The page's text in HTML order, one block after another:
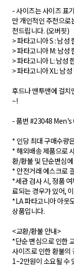
- 사이즈는 사이즈 표
만 개인적인 추천으로
천드립니다. (오버핏)
> 파타고니아 S : 남성
> 파타고니아 M: 남성
> 파타고니아 L: 남성
> 파타고니아 XL: 남
후드나 맨투맨에 걸치
~!
- 품번 #23048
* 인당 최대 구매수량
* 해외배송 제품으로
환/환불 및 단순변심
* 안전거래 에스크로
*세관 검사 시, 정품
료되는 경우가 있어,
*LA 파타고니아 아웃
상품입니다.
<교환/환불 안내>
*단순 변심으로 인한
사이즈로 인한 환불의
1~2만원이 소요될 수